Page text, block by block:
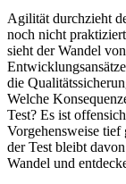
Agilität durchzieht
noch nicht
sieht der Wandel
die
Welche
Test? Es ist
Vorgehensweise
der Test bleibt
Wandel und